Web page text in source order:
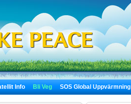
Info Bli Veg SOS Global Uppvärmning